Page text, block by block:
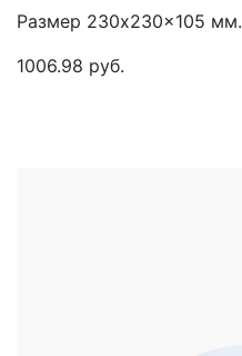
Размер 230x230x105 мм.
1006.98 руб.